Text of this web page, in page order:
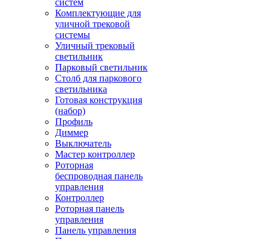
систем
Комплектующие для
уличной трековой
системы
Уличный трековый
светильник
Парковый светильник
Столб для паркового
светильника
Готовая конструкция
(набор)
Профиль
Диммер
Выключатель
Мастер контроллер
Роторная
беспроводная панель
управления
Контроллер
Роторная панель
управления
Панель управления